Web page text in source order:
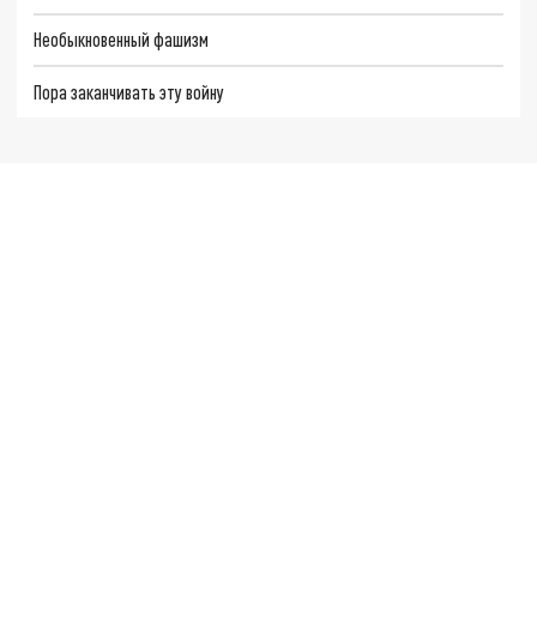
Необыкновенный фашизм
Пора заканчивать эту войну